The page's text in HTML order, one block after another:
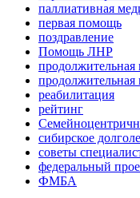
паллиативная
первая помощь
поздравление
Помощь ЛНР
продолжительная
продолжительная
реабилитация
рейтинг
сибирское
советы
федеральный
ФМБА